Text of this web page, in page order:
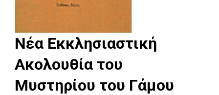
Νέα Εκκλησιαστική
Ακολουθία του
Μυστηρίου του Γάμου